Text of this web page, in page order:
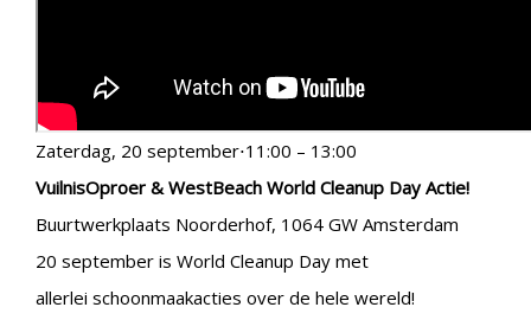
Zaterdag, 20 september⋅11:00 – 13:00
VuilnisOproer & WestBeach World Cleanup Day Actie!
Buurtwerkplaats Noorderhof, 1064 GW Amsterdam
20 september is World Cleanup Day met
allerlei schoonmaakacties over de hele wereld!